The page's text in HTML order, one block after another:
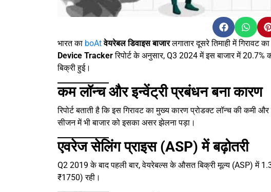
भारत का boAt वेयरेबल डिवाइस बाजारलगातार दूसरे तिमाही में गिरावट
Device Trackerरिपोर्ट के अनुसार, Q3 2024 में इस बाजार में
बिक्री हुई।
कम लॉन्च और इन्वेंट्री प्रबंधन बना कारण
रिपोर्ट बताती है कि इस गिरावट का मुख्य कारण प्रोडक्ट लॉन्च की कमी और
सीजन में भी बाजार को इसका असर झेलना पड़ा।
एवरेज सेलिंग प्राइस (ASP) में बढ़ोतरी
Q2 2019 के बाद पहली बार, वेयरेबल्स के औसत बिक्री मूल्य (ASP) में
₹1750) रही।